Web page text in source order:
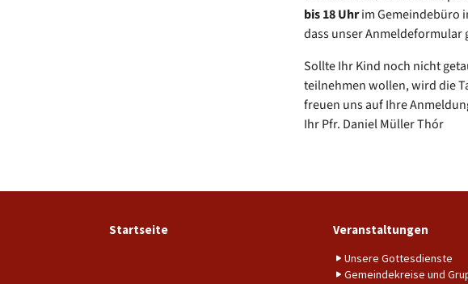
bis 18 Uhrim Gemeindebüro
dass unser Anmeldeformular
Sollte Ihr Kind noch nicht
teilnehmen wollen, wird die
freuen uns auf Ihre
Ihr Pfr. Daniel Müller Thór
Startseite Veranstaltungen
Unsere Gottesdienste
Gemeindekreise und